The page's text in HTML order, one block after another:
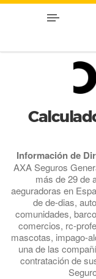
Información de
AXA Seguros
más de 29 de
aeguradoras en
de de-dias,
comunidades,
comercios, rc-
mascotas, impago-
una de las
contratación de